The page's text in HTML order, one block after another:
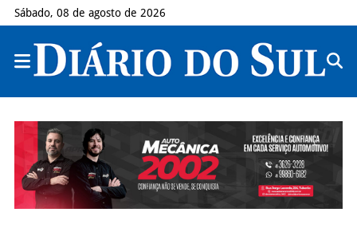
Sábado, 08 de agosto de 2026